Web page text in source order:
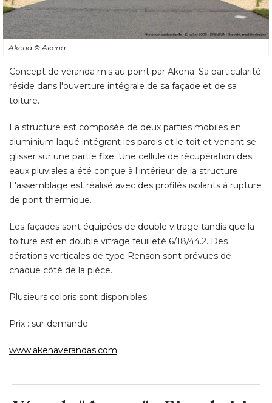
Concept de véranda mis au point par Akena. Sa particularité
réside dans l'ouverture intégrale de sa façade et de sa
toiture.
La structure est composée de deux parties mobiles en
aluminium laqué intégrant les parois et le toit et venant se
glisser sur une partie fixe. Une cellule de récupération des
L'assemblage est réalisé avec des profilés isolants à rupture
de pont thermique.
Les façades sont équipées de double vitrage tandis que la
toiture est en double vitrage feuilleté 6/18/44.2. Des
aérations verticales de type Renson sont prévues de
Plusieurs coloris sont disponibles.
Prix : sur demande
www.akenaverandas.com
Véranda "Auvent" - Bien choisir